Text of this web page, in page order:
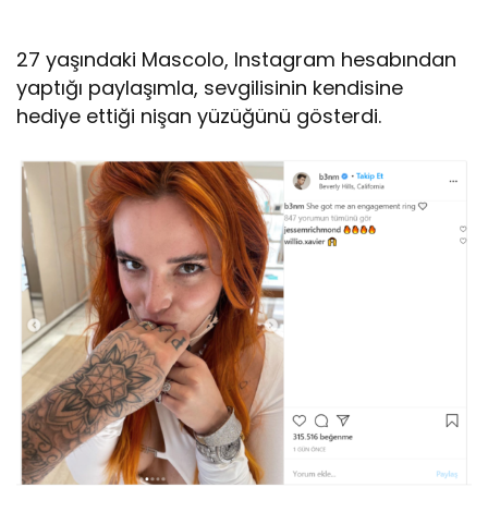
27 yaşındaki Mascolo, Instagram hesabından
yaptığı paylaşımla, sevgilisinin kendisine
hediye ettiği nişan yüzüğünü gösterdi.